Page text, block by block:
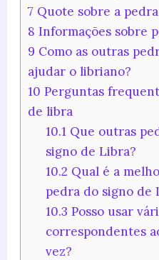
7 Quote sobre a
8 Informações sobre
9 Como as outras
ajudar o libriano?
10 Perguntas
de libra
10.1 Que outras
signo de Libra?
10.2 Qual é a
pedra do signo de
10.3 Posso usar
correspondentes
vez?